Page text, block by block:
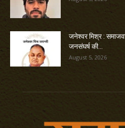
जनेश्वर मिश्र :
जनसंघर्ष की...
August 5, 2026